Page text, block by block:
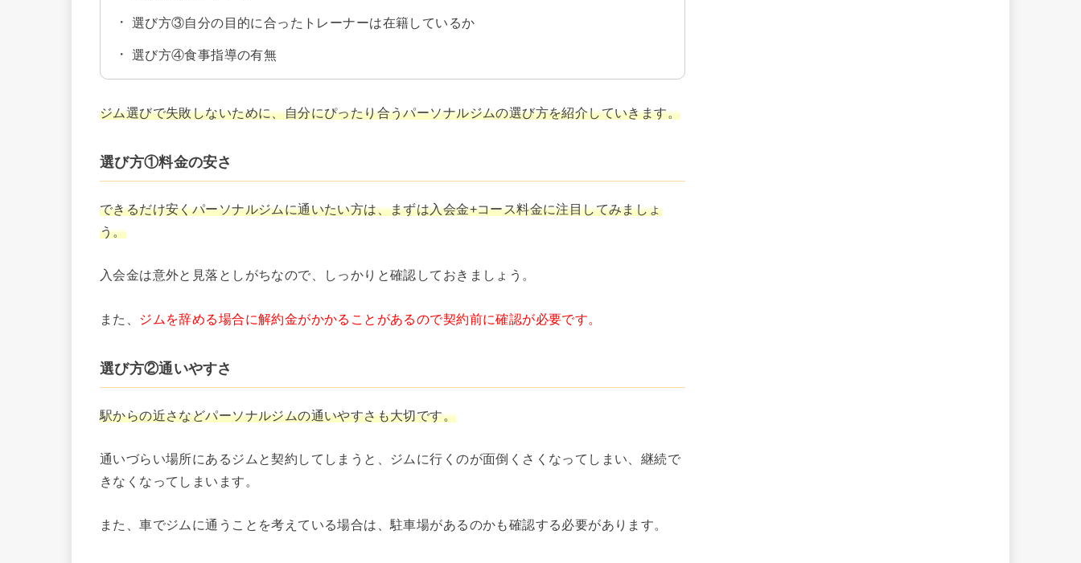
選び方③自分の目的に合ったトレーナーは在籍しているか
選び方④食事指導の有無
ジム選びで失敗しないために、自分にぴったり合うパーソナルジムの選び方を紹介していきます。
選び方①料金の安さ
できるだけ安くパーソナルジムに通いたい方は、まずは入会金+コース料金に注目してみましょ
う。
入会金は意外と見落としがちなので、しっかりと確認しておきましょう。
また、 ジムを辞める場合に解約金がかかることがあるので契約前に確認が必要です。
選び方②通いやすさ
駅からの近さなどパーソナルジムの通いやすさも大切です。
通いづらい場所にあるジムと契約してしまうと、ジムに行くのが面倒くさくなってしまい、継続で
きなくなってしまいます。
また、車でジムに通うことを考えている場合は、駐車場があるのかも確認する必要があります。